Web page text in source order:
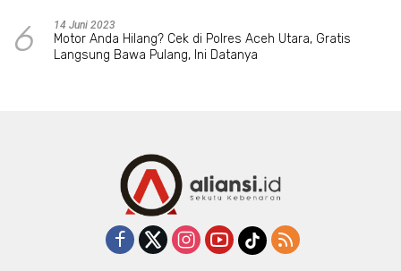
6 14 Juni 2023
Motor Anda Hilang? Cek di Polres Aceh Utara, Gratis
Langsung Bawa Pulang, Ini Datanya